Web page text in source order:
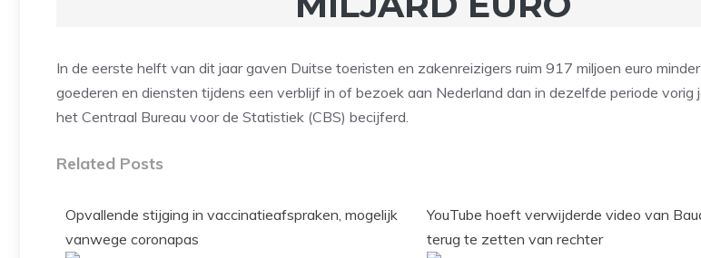
In de eerste helft van dit jaar gaven Duitse toeristen en zakenreizigers ruim 917 miljoen euro
goederen en diensten tijdens een verblijf in of bezoek aan Nederland dan in dezelfde periode vorig
het Centraal Bureau voor de Statistiek (CBS) becijferd.
Related Posts
Opvallende stijging in vaccinatieafspraken, mogelijk
vanwege coronapas
YouTube hoeft verwijderde video van
terug te zetten van rechter